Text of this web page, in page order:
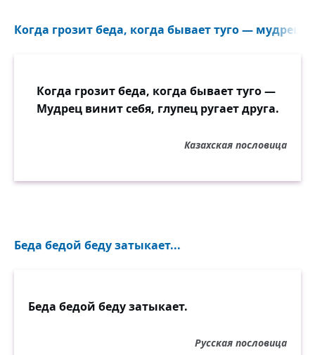
Когда грозит беда, когда бывает туго — мудрец
Когда грозит беда, когда бывает туго —
Мудрец винит себя, глупец ругает друга.
Казахская пословица
Беда бедой беду затыкает...
Беда бедой беду затыкает.
Русская пословица